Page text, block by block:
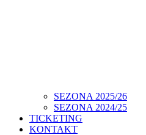
SEZONA 2025/26
SEZONA 2024/25
TICKETING
KONTAKT